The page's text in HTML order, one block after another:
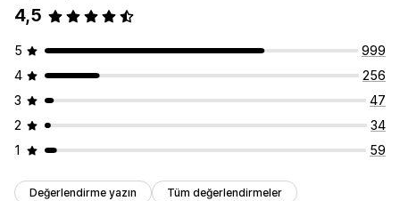
4,5
5
999
4
256
3
47
2
34
1
59
Değerlendirme yazın Tüm değerlendirmeler